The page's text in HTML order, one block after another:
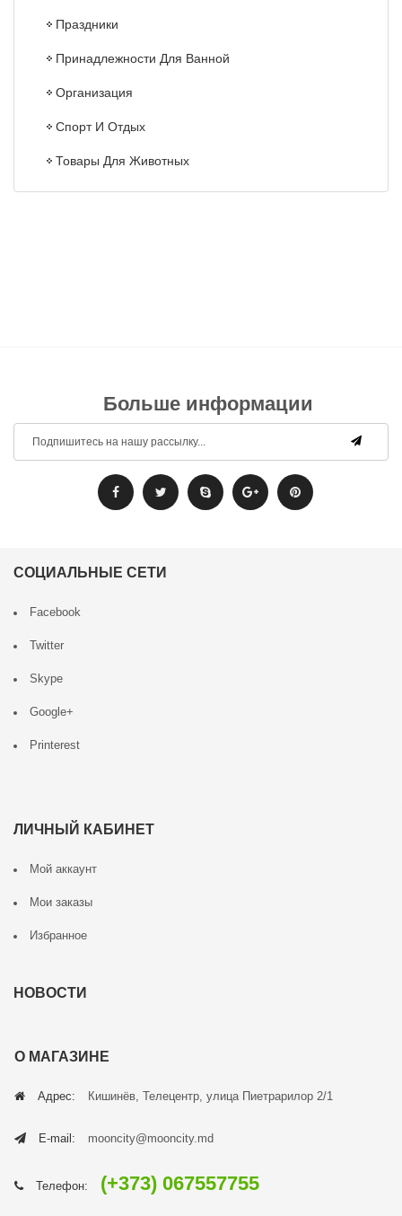
Праздники
Принадлежности Для Ванной
Организация
Спорт И Отдых
Товары Для Животных
Больше информации
СОЦИАЛЬНЫЕ СЕТИ
Facebook
Twitter
Skype
Google+
Printerest
ЛИЧНЫЙ КАБИНЕТ
Мой аккаунт
Мои заказы
Избранное
НОВОСТИ
О МАГАЗИНЕ
Адрес: Кишинёв, Телецентр, улица Пиетрарилор 2/1
E-mail: mooncity@mooncity.md
Телефон: (+373) 067557755